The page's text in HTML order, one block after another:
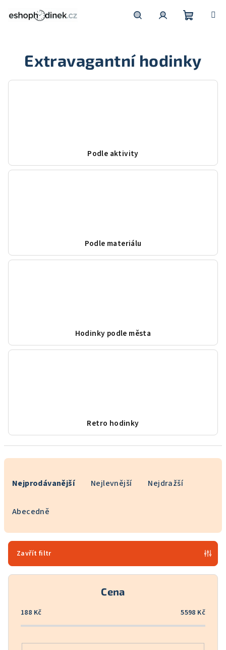
košík
Extravagantní hodinky
Podle aktivity
Podle materiálu
Hodinky podle města
Retro hodinky
r
o
Nejprodávanější Nejlevnější Nejdražší
Abecedně
Zavřít filtr
Cena
188 Kč 5598 Kč